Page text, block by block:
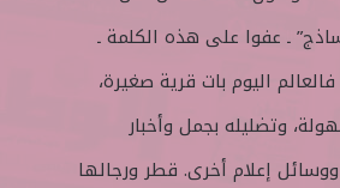
ـ عفوا على هذه الكلمة ـ
اليوم بات قرية صغيرة،
وتضليله بجمل وأخبار
إعلام أخرى. قطر ورجالها